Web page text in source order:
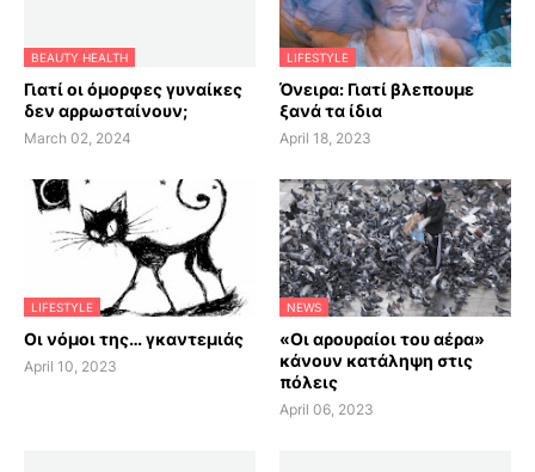
BEAUTY HEALTH
Γιατί οι όμορφες γυναίκες
δεν αρρωσταίνουν;
March 02, 2024
LIFESTYLE
Όνειρα: Γιατί βλεπουμε
ξανά τα ίδια
April 18, 2023
LIFESTYLE
Οι νόμοι της… γκαντεμιάς
April 10, 2023
NEWS
«Οι αρουραίοι του αέρα»
κάνουν κατάληψη στις
πόλεις
April 06, 2023